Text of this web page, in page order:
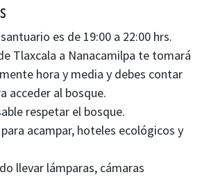
es de 19:00 a 22:00 hrs.
Tlaxcala a Nanacamilpa te tomará
hora y media y debes contar
acceder al bosque.
respetar el bosque.
acampar, hoteles ecológicos y
llevar lámparas, cámaras